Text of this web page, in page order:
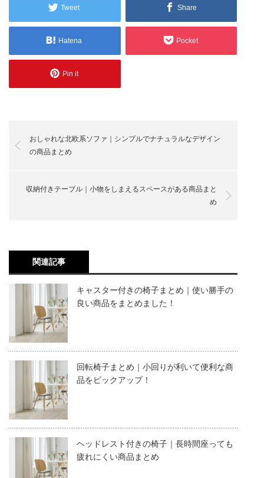
Tweet Share
Hatena Pocket
Pin it
おしゃれな北欧系ソファ｜シンプルでナチュラルなデザイン
の商品まとめ
収納付きテーブル｜小物をしまえるスペースがある商品まと
め
関連記事
キャスター付きの椅子まとめ｜使い勝手の
良い商品をまとめました！
回転椅子まとめ｜小回りが利いて便利な商
品をピックアップ！
ヘッドレスト付きの椅子｜長時間座っても
疲れにくい商品まとめ